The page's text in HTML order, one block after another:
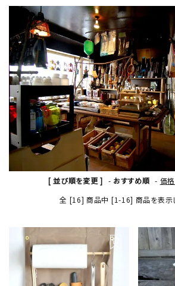
[ 並び順を変更 ] - おすすめ順 - 価
全 [16] 商品中 [1-16] 商品を表示